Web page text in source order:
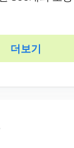
더보기